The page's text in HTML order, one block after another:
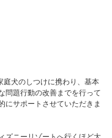
犬のしつけに携わり、基本
問題行動の改善までを行って
にサポートさせていただきま